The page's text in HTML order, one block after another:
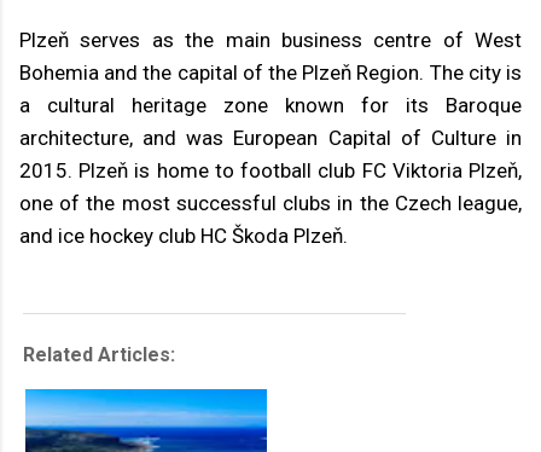
Plzeň serves as the main business centre of West
Bohemia and the capital of the Plzeň Region. The city is
a cultural heritage zone known for its Baroque
architecture, and was European Capital of Culture in
2015. Plzeň is home to football club FC Viktoria Plzeň,
one of the most successful clubs in the Czech league,
and ice hockey club HC Škoda Plzeň.
Related Articles: